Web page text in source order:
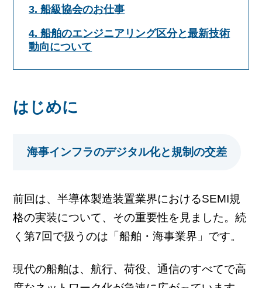
3. 船級協会のお仕事
4. 船舶のエンジニアリング区分と最新技術
動向について
はじめに
海事インフラのデジタル化と規制の交差
前回は、半導体製造装置業界におけるSEMI規
格の実装について、その重要性を見ました。続
く第7回で扱うのは「船舶・海事業界」です。
現代の船舶は、航行、荷役、通信のすべてで高